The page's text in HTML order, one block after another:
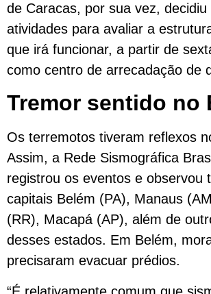
de Caracas, por sua vez,
atividades para avaliar a
que irá funcionar, a partir de
como centro de arrecadação de
Tremor sentido no
Os terremotos tiveram reflexos
Assim, a Rede Sismográfica
registrou os eventos e observou
capitais Belém (PA), Manaus
(RR), Macapá (AP), além de
desses estados. Em Belém,
precisaram evacuar prédios.